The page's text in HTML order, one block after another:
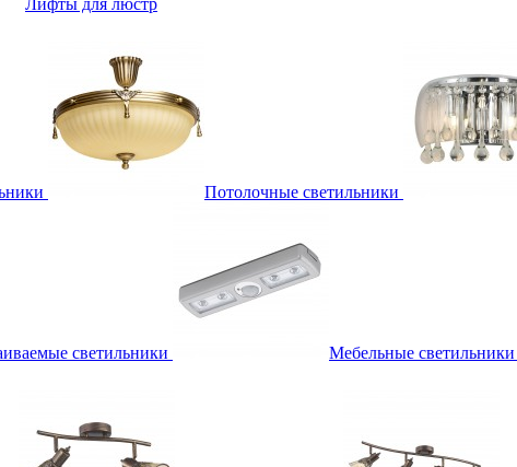
Потолочные светильники
светильники Мебельные светильники